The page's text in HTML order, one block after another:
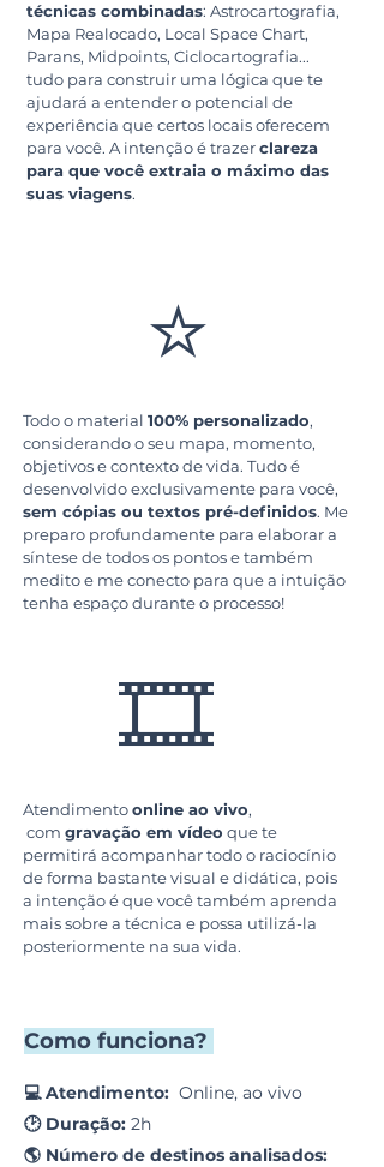
técnicas combinadas: Astrocartografia,
Mapa Realocado, Local Space Chart,
Parans, Midpoints, Ciclocartografia...
tudo para construir uma lógica que te
ajudará a entender o potencial de
experiência que certos locais oferecem
para você. A intenção é trazerclareza
para que você extraia o máximo das
suas viagens.
⭐
Todo o material 100% personalizado,
considerando o seu mapa, momento,
objetivos econtexto de vida. Tudo é
desenvolvido exclusivamente para você,
sem cópias ou textos pré-definidos. Me
preparo profundamente para elaborar a
síntese de todos os pontos etambém
medito e me conecto para que a intuição
tenha espaço durante o processo!
🎞️
Atendimentoonline ao vivo,
com gravação em vídeo que te
permitirá acompanhar todo o raciocínio
de forma bastante visual e didática, pois
a intenção é que você também aprenda
mais sobre a técnica e possa utilizá-la
posteriormente na sua vida.
Como funciona?
💻 Atendimento: Online, ao vivo
🕑 Duração: 2h
🌎 Número de destinos analisados: